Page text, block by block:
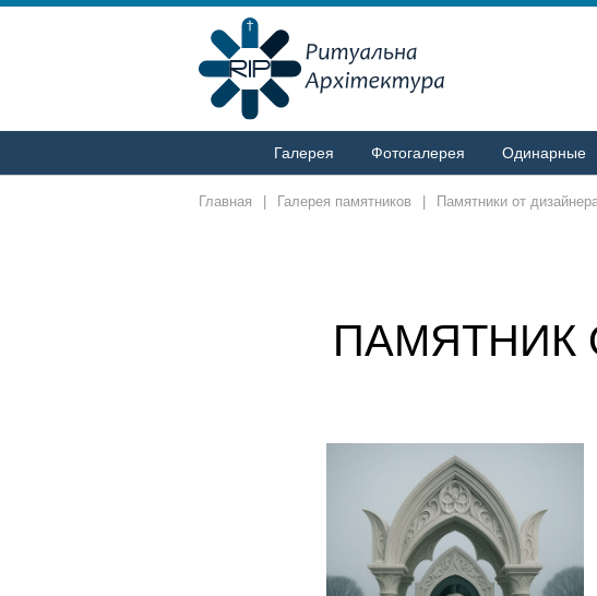
Галерея Фотогалерея Одинарные
Главная Галерея памятников Памятники от
ПАМЯТНИК